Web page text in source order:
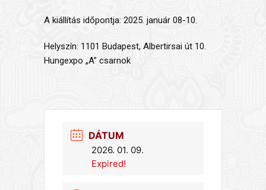
A kiállítás időpontja: 2025. január 08-10.
Helyszín: 1101 Budapest, Albertirsai út 10.
Hungexpo „A” csarnok
DÁTUM
2026. 01. 09.
Expired!